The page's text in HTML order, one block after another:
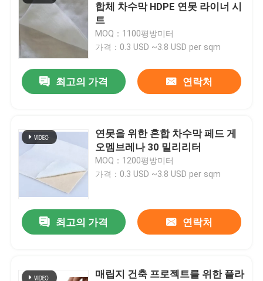
합체 차수막 HDPE 연못 라이너 시
트
MOQ：1100평방미터
가격：0.3 USD ~3.8 USD per sqm
최고의 가격 연락처
연못을 위한 혼합 차수막 페드 게
오멤브레나 30 밀리리터
MOQ：1200평방미터
가격：0.3 USD ~3.8 USD per sqm
최고의 가격 연락처
매립지 건축 프로젝트를 위한 플라